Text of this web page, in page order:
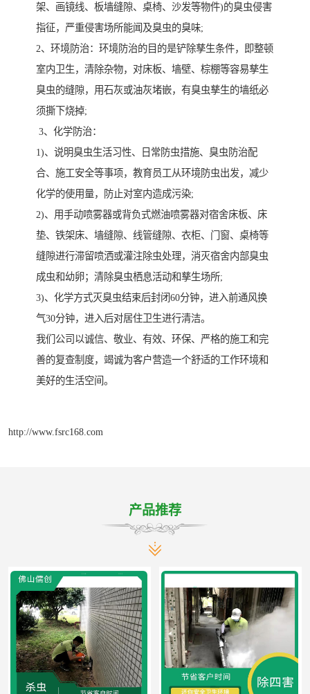
架、画镜线、板墙缝隙、桌椅、沙发等物件)的臭虫侵害
指征，严重侵害场所能闻及臭虫的臭味;
2、环境防治：环境防治的目的是铲除孳生条件，即整顿
室内卫生，清除杂物，对床板、墙壁、棕棚等容易孳生
臭虫的缝隙，用石灰或油灰堵嵌，有臭虫孳生的墙纸必
须撕下烧掉;
3、化学防治：
1)、说明臭虫生活习性、日常防虫措施、臭虫防治配
合、施工安全等事项，教育员工从环境防虫出发，减少
化学的使用量，防止对室内造成污染;
2)、用手动喷雾器或背负式燃油喷雾器对宿舍床板、床
垫、铁架床、墙缝隙、线管缝隙、衣柜、门窗、桌椅等
缝隙进行滞留喷洒或灌注除虫处理，消灭宿舍内部臭虫
成虫和幼卵；清除臭虫栖息活动和孳生场所;
3)、化学方式灭臭虫结束后封闭60分钟，进入前通风换
气30分钟，进入后对居住卫生进行清洁。
我们公司以诚信、敬业、有效、环保、严格的施工和完
善的复查制度，竭诚为客户营造一个舒适的工作环境和
美好的生活空间。
http://www.fsrc168.com
产品推荐